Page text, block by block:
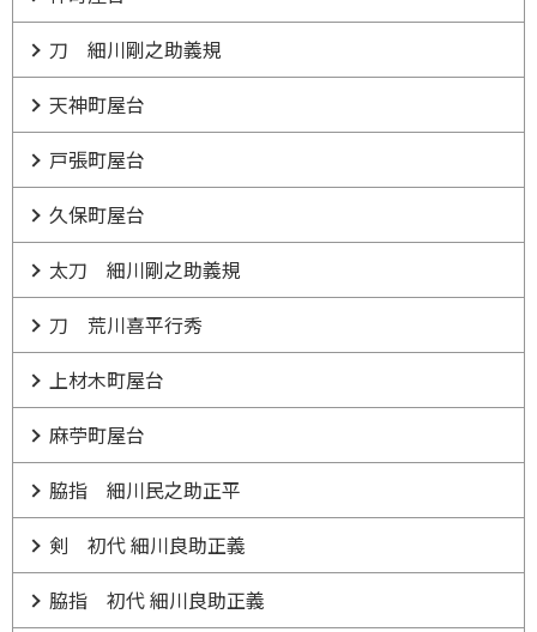
刀 細川剛之助義規
天神町屋台
戸張町屋台
久保町屋台
太刀 細川剛之助義規
刀 荒川喜平行秀
上材木町屋台
麻苧町屋台
脇指 細川民之助正平
剣 初代 細川良助正義
脇指 初代 細川良助正義